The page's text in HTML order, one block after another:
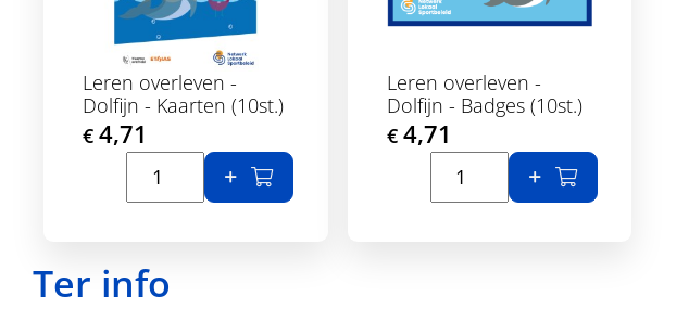
Leren overleven -
Dolfijn - Kaarten (10st.)
€ 4,71
Toon details
In winkelmand
Leren overleven -
Dolfijn - Badges (10st.)
€ 4,71
Toon details
In winkelmand
Ter info